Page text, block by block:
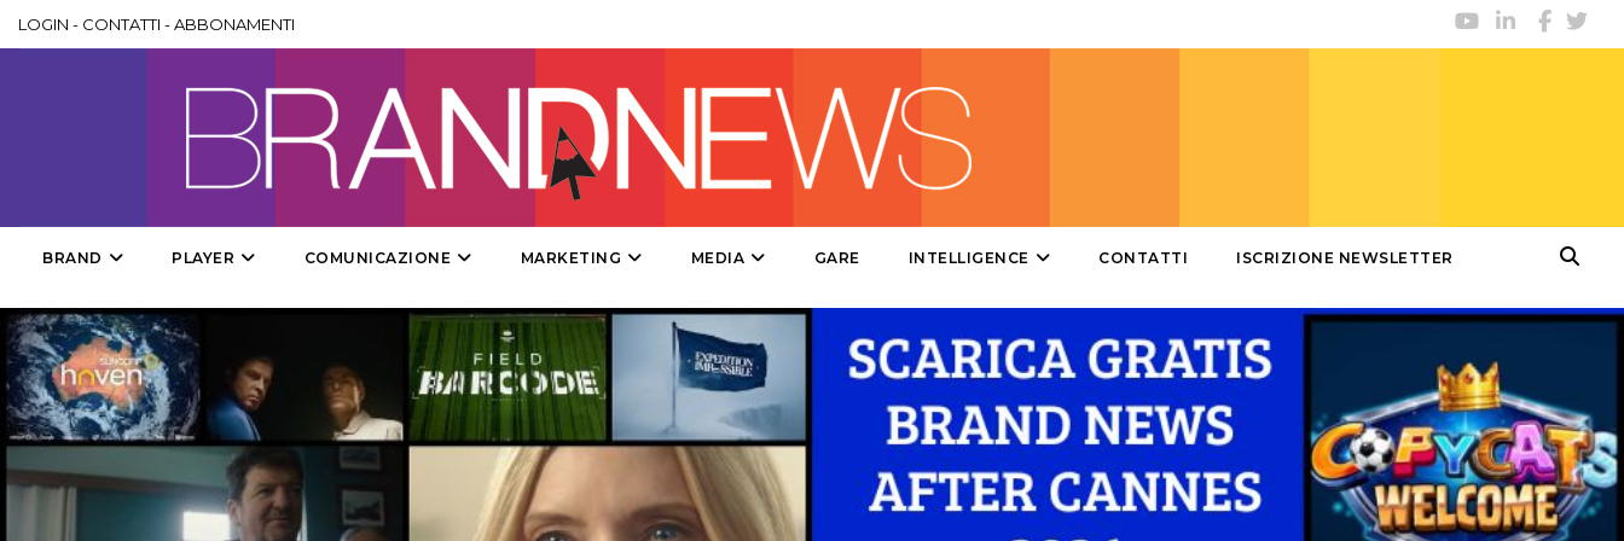
PRODOTTI
STRATEGIE
CINEMA
DIGITALE
LOGIN - CONTATTI -ABBONAMENTI
BRAND PLAYER COMUNICAZIONE MARKETING MEDIA GARE INTELLIGENCE CONTATTI ISCRIZIONE NEWSLETTER